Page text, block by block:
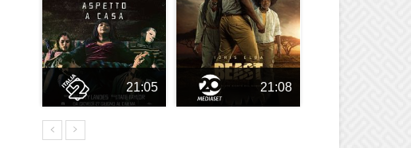
21:05 21:08